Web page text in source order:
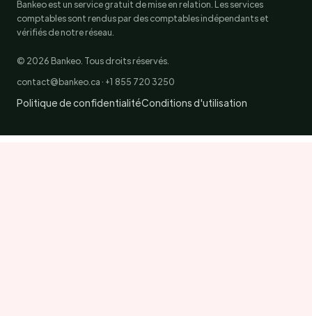
Bankeo est un service gratuit de mise en relation. Les services
comptables sont rendus par des comptables indépendants et
vérifiés de notre réseau.
© 2026 Bankeo. Tous droits réservés.
contact@bankeo.ca · +1 855 720 3250
Politique de confidentialitéConditions d'utilisation